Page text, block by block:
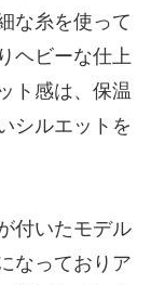
な糸を使って
ヘビーな仕上
ト感は、保温
シルエットを
付いたモデル
なっておりア